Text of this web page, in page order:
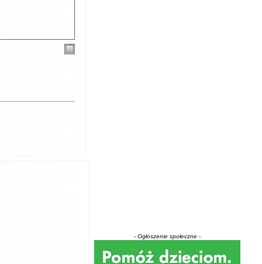
- Ogłoszenie społeczne -